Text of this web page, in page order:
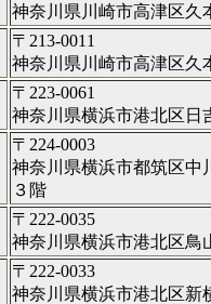
神奈川県川崎市高津区久
〒213-0011
神奈川県川崎市高津区久
〒223-0061
神奈川県横浜市港北区日
〒224-0003
神奈川県横浜市都筑区中
３階
〒222-0035
神奈川県横浜市港北区鳥
〒222-0033
神奈川県横浜市港北区新